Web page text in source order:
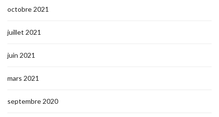
octobre 2021
juillet 2021
juin 2021
mars 2021
septembre 2020